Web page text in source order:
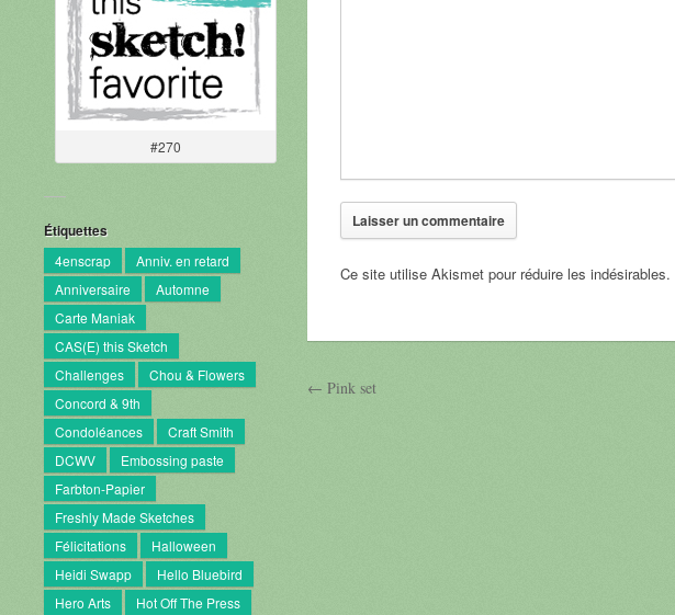
#270
Étiquettes
4enscrap
Anniv. en retard
Anniversaire
Automne
Carte Maniak
CAS(E) this Sketch
Challenges
Chou & Flowers
Concord & 9th
Condoléances
Craft Smith
DCWV
Embossing paste
Farbton-Papier
Freshly Made Sketches
Félicitations
Halloween
Heidi Swapp
Hello Bluebird
Hero Arts
Hot Off The Press
Ce site utilise Akismet pour réduire les indésirables.
← Pink set